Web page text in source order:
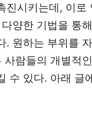
시키는데, 이
양한 기법을 통
. 원하는 부위를
람들의 개별적
수 있다. 아래 글